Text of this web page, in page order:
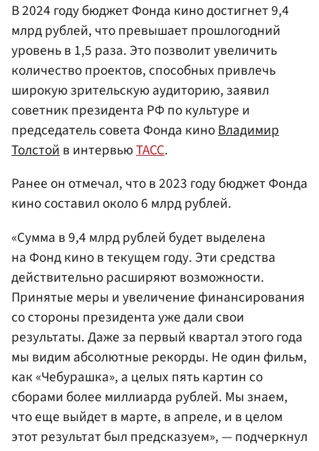
В 2024 году бюджет Фонда кино достигнет 9,4
млрд рублей, что превышает прошлогодний
уровень в 1,5 раза. Это позволит увеличить
количество проектов, способных привлечь
широкую зрительскую аудиторию, заявил
советник президента РФ по культуре и
председатель совета Фонда киноВладимир
Толстойв интервьюТАСС.
Ранее он отмечал, что в 2023 году бюджет Фонда
кино составил около 6 млрд рублей.
«Сумма в 9,4 млрд рублей будет выделена
на Фонд кино в текущем году. Эти средства
действительно расширяют возможности.
Принятые меры и увеличение финансирования
со стороны президента уже дали свои
результаты. Даже за первый квартал этого года
мы видим абсолютные рекорды. Не один фильм,
как «Чебурашка», а целых пять картин со
сборами более миллиарда рублей. Мы знаем,
что еще выйдет в марте, в апреле, и в целом
этот результат был предсказуем», — подчеркнул